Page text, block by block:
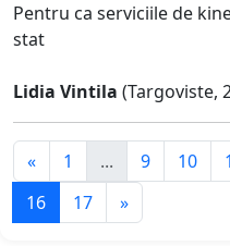
Pentru ca serviciile de
stat
Lidia Vintila (Targoviste,
« 1 ... 9 10
16
17 »